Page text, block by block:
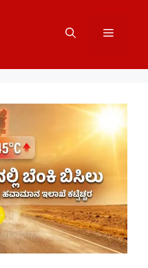
Menu